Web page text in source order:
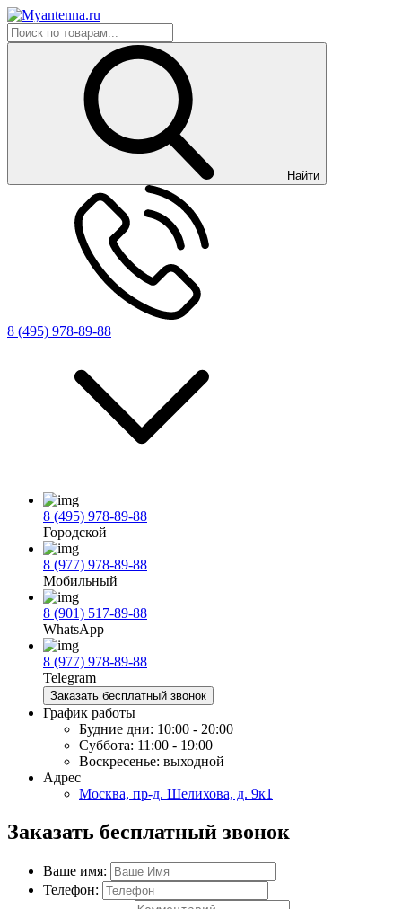
Найти
8 (495) 978-89-88
8 (495) 978-89-88
Городской
8 (977) 978-89-88
Мобильный
8 (901) 517-89-88
WhatsApp
8 (977) 978-89-88
Telegram
Заказать бесплатный звонок
График работы
Будние дни: 10:00 - 20:00
Суббота: 11:00 - 19:00
Воскресенье: выходной
Адрес
Москва, пр-д. Шелихова, д. 9к1
Заказать бесплатный звонок
Ваше имя:
Телефон: